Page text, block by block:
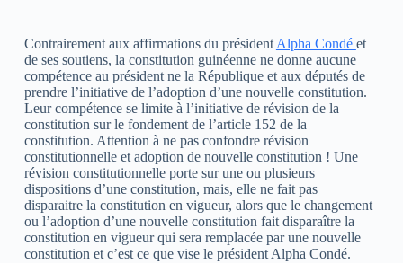
Contrairement aux affirmations du président Alpha Condé et
de ses soutiens, la constitution guinéenne ne donne aucune
compétence au président ne la République et aux députés de
prendre l’initiative de l’adoption d’une nouvelle constitution.
Leur compétence se limite à l’initiative de révision de la
constitution sur le fondement de l’article 152 de la
constitution. Attention à ne pas confondre révision
constitutionnelle et adoption de nouvelle constitution ! Une
révision constitutionnelle porte sur une ou plusieurs
dispositions d’une constitution, mais, elle ne fait pas
disparaitre la constitution en vigueur, alors que le changement
ou l’adoption d’une nouvelle constitution fait disparaître la
constitution en vigueur qui sera remplacée par une nouvelle
constitution et c’est ce que vise le président Alpha Condé.